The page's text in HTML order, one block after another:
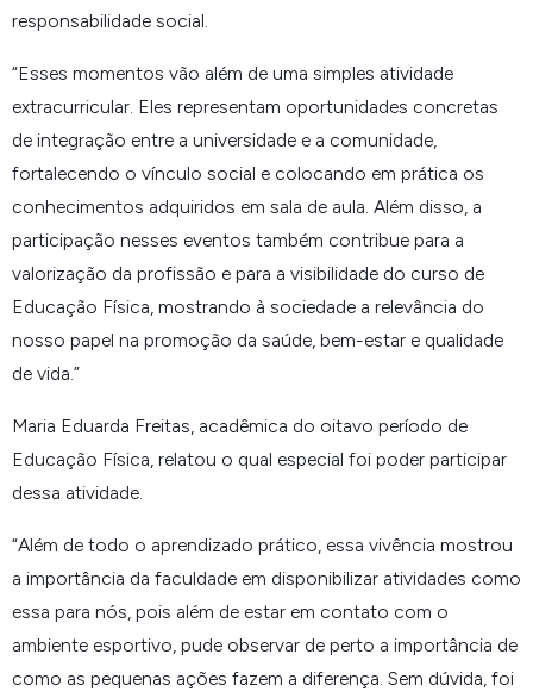
responsabilidade social.
“Esses momentos vão além de uma simples atividade
extracurricular. Eles representam oportunidades concretas
de integração entre a universidade e a comunidade,
fortalecendo o vínculo social e colocando em prática os
conhecimentos adquiridos em sala de aula. Além disso, a
participação nesses eventos também contribue para a
valorização da profissão e para a visibilidade do curso de
Educação Física, mostrando à sociedade a relevância do
nosso papel na promoção da saúde, bem-estar e qualidade
de vida.”
Maria Eduarda Freitas, acadêmica do oitavo período de
Educação Física, relatou o qual especial foi poder participar
dessa atividade.
“Além de todo o aprendizado prático, essa vivência mostrou
a importância da faculdade em disponibilizar atividades como
essa para nós, pois além de estar em contato com o
ambiente esportivo, pude observar de perto a importância de
como as pequenas ações fazem a diferença. Sem dúvida, foi